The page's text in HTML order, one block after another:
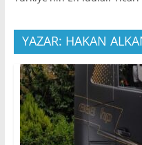
YAZAR: HAKAN